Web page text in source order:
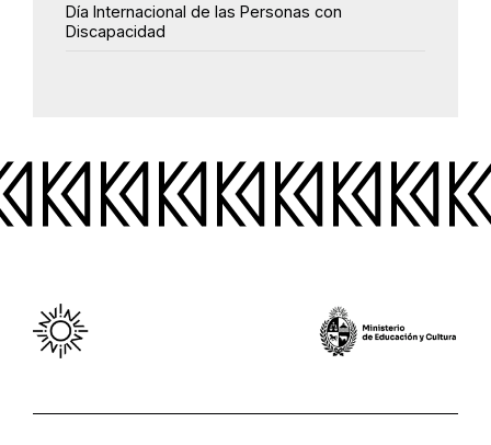
Día Internacional de las Personas con
Discapacidad